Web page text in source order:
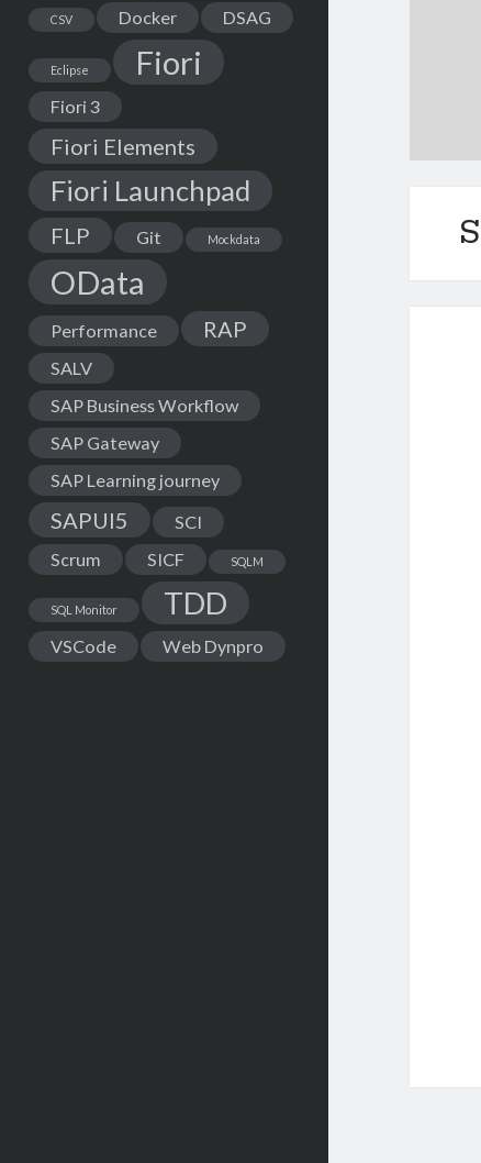
CSV Docker DSAG
Eclipse Fiori
Fiori 3
Fiori Elements
Fiori Launchpad
FLP Git Mockdata
OData
Performance RAP
SALV
SAP Business Workflow
SAP Gateway
SAP Learning journey
SAPUI5
SCI
Scrum
SICF SQLM
SQL Monitor TDD
VSCode Web Dynpro